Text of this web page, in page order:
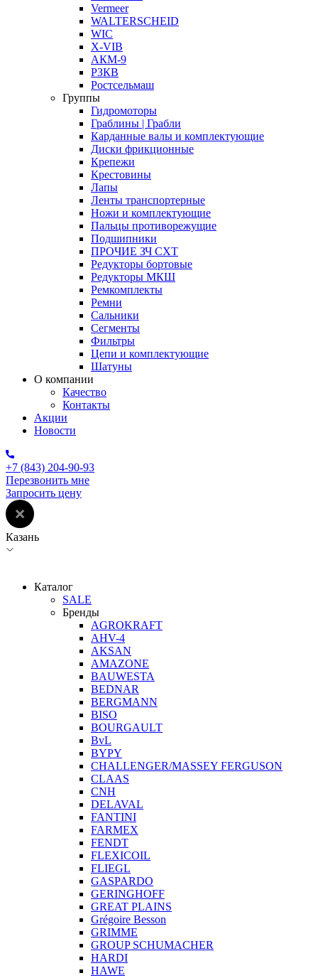
Vermeer
WALTERSCHEID
WIC
X-VIB
АКМ-9
РЗКВ
Ростсельмаш
Группы
Гидромоторы
Граблины | Грабли
Карданные валы и комплектующие
Диски фрикционные
Крепежи
Крестовины
Лапы
Ленты транспортерные
Ножи и комплектующие
Пальцы противорежущие
Подшипники
ПРОЧИЕ ЗЧ СХТ
Редукторы бортовые
Редукторы МКШ
Ремкомплекты
Ремни
Сальники
Сегменты
Фильтры
Цепи и комплектующие
Шатуны
О компании
Качество
Контакты
Акции
Новости
+7 (843) 204-90-93
Перезвонить мне
Запросить цену
Казань
Каталог
SALE
Бренды
AGROKRAFT
AHV-4
AKSAN
AMAZONE
BAUWESTA
BEDNAR
BERGMANN
BISO
BOURGAULT
BvL
BYPY
CHALLENGER/MASSEY FERGUSON
CLAAS
CNH
DELAVAL
FANTINI
FARMEX
FENDT
FLEXICOIL
FLIEGL
GASPARDO
GERINGHOFF
GREAT PLAINS
Grégoire Besson
GRIMME
GROUP SCHUMACHER
HARDI
HAWE